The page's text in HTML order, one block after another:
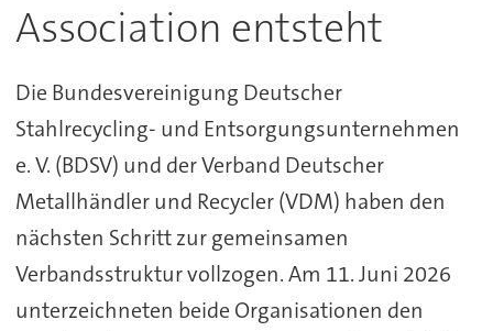
Association entsteht
Die Bundesvereinigung Deutscher
Stahlrecycling- und Entsorgungsunternehmen
e. V. (BDSV) und der Verband Deutscher
Metallhändler und Recycler (VDM) haben den
nächsten Schritt zur gemeinsamen
Verbandsstruktur vollzogen. Am 11. Juni 2026
unterzeichneten beide Organisationen den